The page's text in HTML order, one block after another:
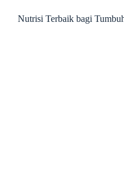
Nutrisi Terbaik bagi